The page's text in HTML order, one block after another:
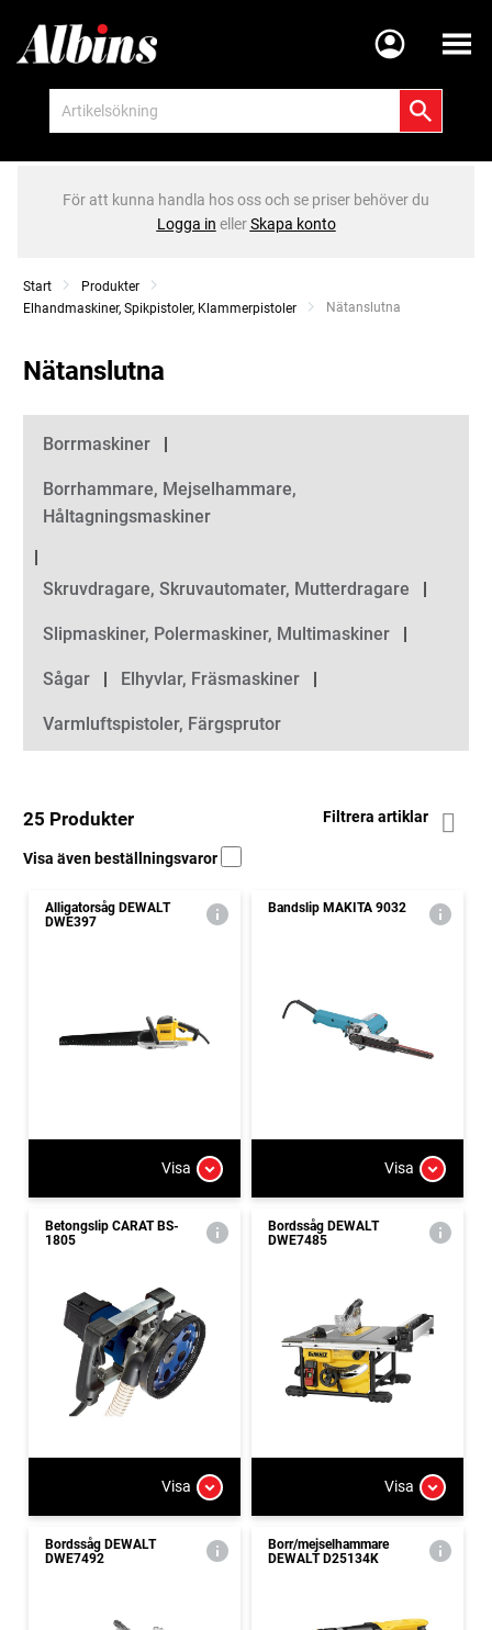
Meny
För att kunna handla hos oss och se priser behöver du
Logga in ellerSkapa konto
Start
Produkter
Elhandmaskiner, Spikpistoler, Klammerpistoler
Current:
Nätanslutna
Nätanslutna
Kategorier
Borrmaskiner
Borrhammare, Mejselhammare,
Håltagningsmaskiner
Skruvdragare, Skruvautomater, Mutterdragare
Slipmaskiner, Polermaskiner, Multimaskiner
Sågar Elhyvlar, Fräsmaskiner
Varmluftspistoler, Färgsprutor
25 Produkter Filtrera artiklar
Visa även beställningsvaror
Alligatorsåg DEWALT
DWE397
Visa
Bandslip MAKITA 9032
Visa
Betongslip CARAT BS-
1805
Visa
Bordssåg DEWALT
DWE7485
Visa
Bordssåg DEWALT
DWE7492
Borr/mejselhammare
DEWALT D25134K